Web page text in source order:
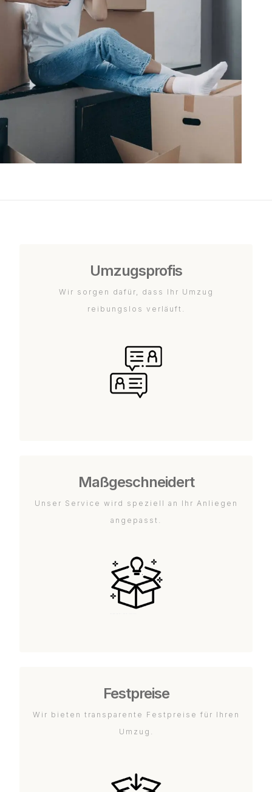
Umzugsprofis
Wir sorgen dafür, dass Ihr Umzug
reibungslos verläuft.
Maßgeschneidert
Unser Service wird speziell an Ihr Anliegen
angepasst.
Festpreise
Wir bieten transparente Festpreise für Ihren
Umzug.